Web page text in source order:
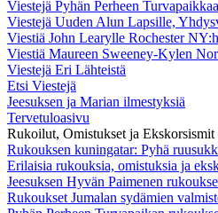
Viestejä Pyhän Perheen
Viestejä Uuden Alun Lapsille,
Viestiä John Learylle Rochester
Viestiä Maureen Sweeney-Kylen
Viestejä Eri Lähteistä
Etsi Viestejä
Jeesuksen ja Marian ilmestyksiä
Tervetuloasivu
Rukoilut, Omistukset ja Ekskorsismit
Rukouksen kuningatar: Pyhä
Erilaisia rukouksia, omistuksia ja
Jeesuksen Hyvän Paimenen
Rukoukset Jumalan sydämien